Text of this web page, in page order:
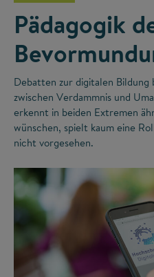
Pädagogik
Debatten zur digitalen Bildung
zwischen Verdammnis und
erkennt in beiden Extremen
wünschen, spielt kaum eine
nicht vorgesehen.